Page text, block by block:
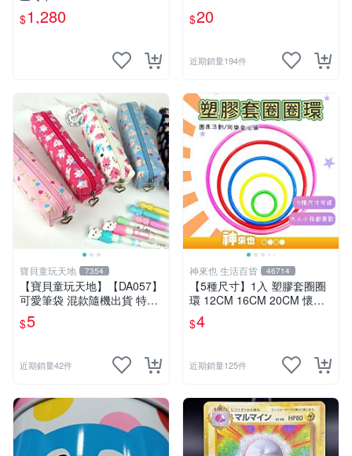
$1,280 $20
近期銷量194件
寶貝童玩天地 7354
【寶貝童玩天地】【DA057】
可愛筆袋 混款隨機出貨 特價*
LT01
$5
近期銷量42件
神來也 生活百貨 46714
【5種尺寸】1入 塑膠套圈圈
環 12CM 16CM 20CM 懷舊
童玩 兒童玩具 夜市套圈圈 塑
膠套環 遊戲道具 套環
$4
近期銷量125件